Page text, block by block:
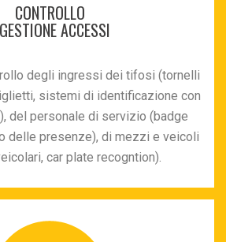
CONTROLLO
ACCESSI
degli ingressi dei tifosi (tornelli
sistemi di identificazione con
del personale di servizio (badge
delle presenze), di mezzi e veicoli
car plate recogntion).